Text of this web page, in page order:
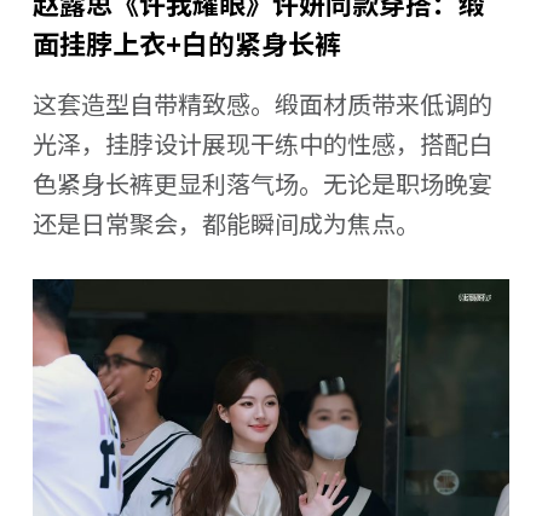
面挂脖上衣+白的紧身长裤
这套造型自带精致感。缎面材质带来低调的
光泽，挂脖设计展现干练中的性感，搭配白
色紧身长裤更显利落气场。无论是职场晚宴
还是日常聚会，都能瞬间成为焦点。